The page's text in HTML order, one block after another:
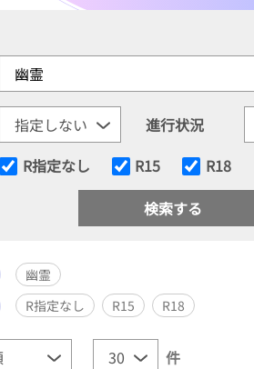
進行状況
R指定なし R15 R18
幽霊
R指定なし R15 R18
件